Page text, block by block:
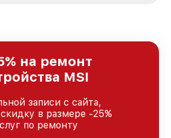
повышая уровень
наших клиентов.
на ремонт
MSI
записи с сайта,
в размере -25%
по ремонту